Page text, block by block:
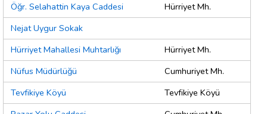
Öğr. Selahattin Kaya Caddesi
Hürriyet Mh.
Nejat Uygur Sokak
Hürriyet Mahallesi Muhtarlığı
Hürriyet Mh.
Nüfus Müdürlüğü
Cumhuriyet Mh.
Tevfikiye Köyü
Tevfikiye Köyü